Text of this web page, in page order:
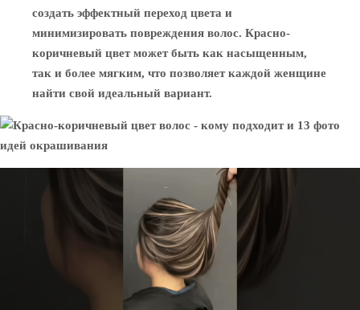
создать эффектный переход цвета и
минимизировать повреждения волос. Красно-
коричневый цвет может быть как насыщенным,
так и более мягким, что позволяет каждой женщине
найти свой идеальный вариант.